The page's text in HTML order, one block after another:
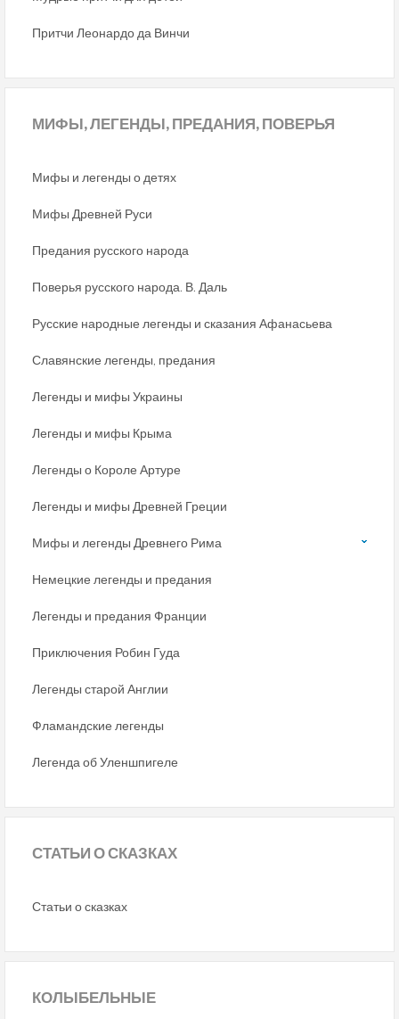
Притчи Леонардо да Винчи
МИФЫ,ЛЕГЕНДЫ, ПРЕДАНИЯ, ПОВЕРЬЯ
Мифы и легенды о детях
Мифы Древней Руси
Предания русского народа
Поверья русского народа. В. Даль
Русские народные легенды и сказания Афанасьева
Славянские легенды, предания
Легенды и мифы Украины
Легенды и мифы Крыма
Легенды о Короле Артуре
Легенды и мифы Древней Греции
Мифы и легенды Древнего Рима
Немецкие легенды и предания
Легенды и предания Франции
Приключения Робин Гуда
Легенды старой Англии
Фламандские легенды
Легенда об Уленшпигеле
СТАТЬИО СКАЗКАХ
Статьи о сказках
КОЛЫБЕЛЬНЫЕ